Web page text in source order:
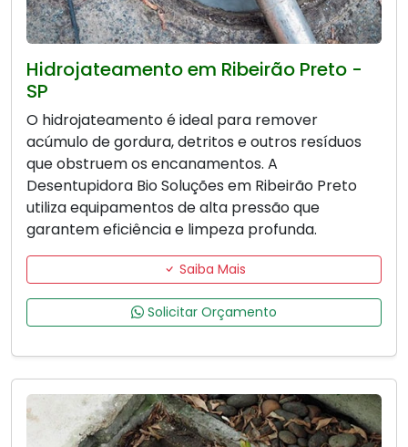
Hidrojateamento em Ribeirão Preto -
SP
O hidrojateamento é ideal para remover
acúmulo de gordura, detritos e outros resíduos
que obstruem os encanamentos. A
Desentupidora Bio Soluções em Ribeirão Preto
utiliza equipamentos de alta pressão que
garantem eficiência e limpeza profunda.
Saiba Mais
Solicitar Orçamento